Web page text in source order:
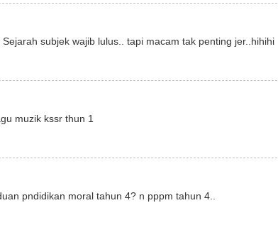
subjek wajib lulus.. tapi macam tak penting jer..hihihi
muzik kssr thun 1
pndidikan moral tahun 4? n pppm tahun 4..